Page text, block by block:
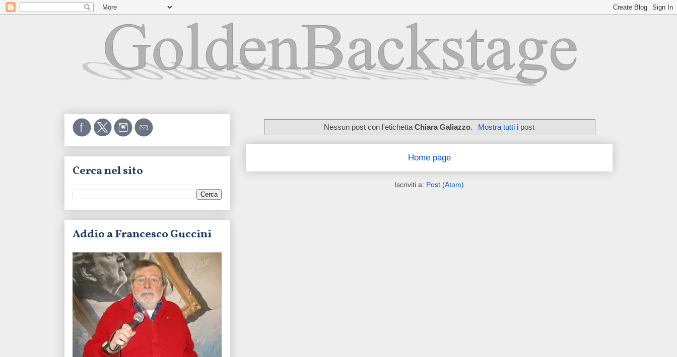
Nessun post con l'etichettaChiara Galiazzo. Mostra tutti i post
Home page
Iscriviti a: Post (Atom)
Cerca nel sito
Addio a Francesco Guccini